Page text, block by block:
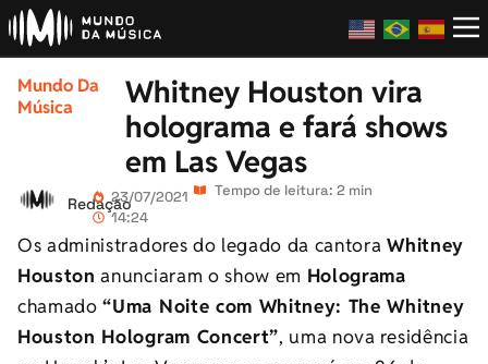
Mundo Da
Música
Whitney Houston vira
holograma e fará shows
em Las Vegas
Redação23/07/2021
14:24
Tempo de leitura: 2 min
Os administradores do legado da cantoraWhitney
Houston anunciaram o show em Holograma
chamado“Uma Noite com Whitney: The Whitney
Houston Hologram Concert”, uma nova residência